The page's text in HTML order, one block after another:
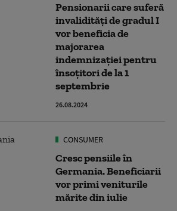
Pensionarii care suferă
invalidități de gradul I
vor beneficia de
majorarea
indemnizației pentru
însoțitori de la 1
septembrie
26.08.2024
CONSUMER
Cresc pensiile în
Germania. Beneficiarii
vor primi veniturile
mărite din iulie